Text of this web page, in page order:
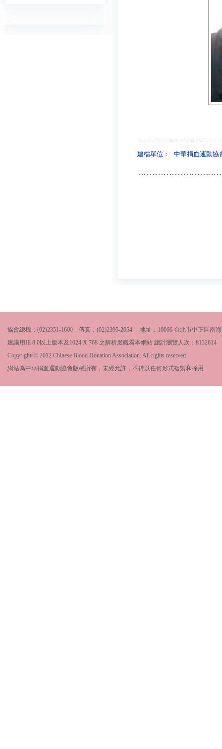
建檔單位： 中華捐血運動協
協會總機：(02)2351-1600 傳真：(02)2395-2054 地址：10066 台北市中正區南
建議用IE 8.0以上版本及1024 X 768 之解析度觀看本網站 總計瀏覽人次： 8132614
Copyrights© 2012 Chinese Blood Donation Association. All rights reserved
網站為中華捐血運動協會版權所有，未經允許，不得以任何形式複製和採用